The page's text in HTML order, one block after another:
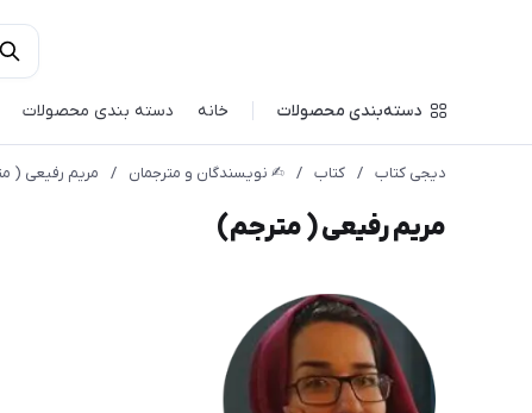
دسته‌بندی محصولات خانه دسته بندی محصولات
دیجی کتاب / کتاب / ✍︎ نویسندگان و مترجمان / مریم رفیعی (
مریم رفیعی ( مترجم)